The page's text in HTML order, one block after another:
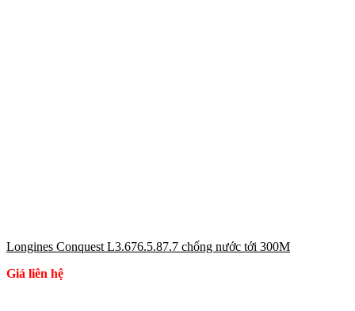
Longines Conquest L3.676.5.87.7 chống nước tới 300M
Giá liên hệ